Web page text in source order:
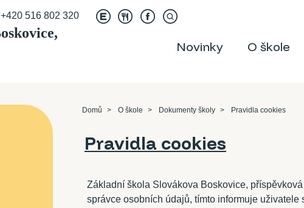
+420 516 802 320
Novinky O škole
Domů O škole Dokumenty školy Pravidla cookies
Pravidla cookies
Základní škola Slovákova Boskovice,
správce osobních údajů, tímto informuje uživatele